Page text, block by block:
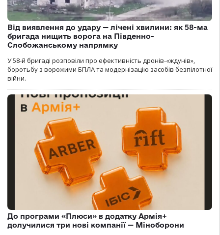
Від виявлення до удару — лічені хвилини: як 58-ма
бригада нищить ворога на Південно-
Слобожанському напрямку
У 58-й бригаді розповіли про ефективність дронів-«ждунів»,
боротьбу з ворожими БПЛА та модернізацію засобів безпілотної
війни.
До програми «Плюси» в додатку Армія+
долучилися три нові компанії — Міноборони